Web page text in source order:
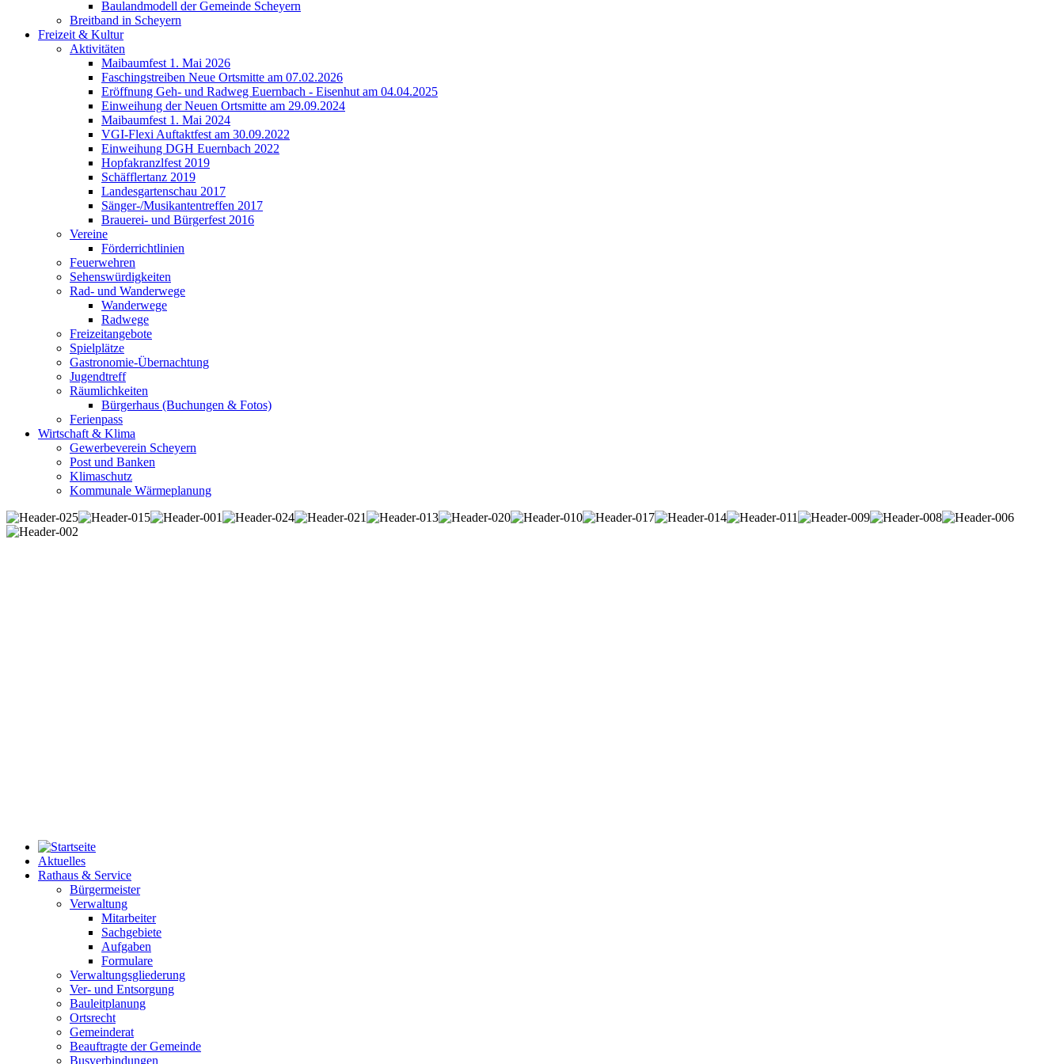
Baulandmodell der Gemeinde Scheyern
Breitband in Scheyern
Freizeit & Kultur
Aktivitäten
Maibaumfest 1. Mai 2026
Faschingstreiben Neue Ortsmitte am 07.02.2026
Eröffnung Geh- und Radweg Euernbach - Eisenhut am 04.04.2025
Einweihung der Neuen Ortsmitte am 29.09.2024
Maibaumfest 1. Mai 2024
VGI-Flexi Auftaktfest am 30.09.2022
Einweihung DGH Euernbach 2022
Hopfakranzlfest 2019
Schäfflertanz 2019
Landesgartenschau 2017
Sänger-/Musikantentreffen 2017
Brauerei- und Bürgerfest 2016
Vereine
Förderrichtlinien
Feuerwehren
Sehenswürdigkeiten
Rad- und Wanderwege
Wanderwege
Radwege
Freizeitangebote
Spielplätze
Gastronomie-Übernachtung
Jugendtreff
Räumlichkeiten
Bürgerhaus (Buchungen & Fotos)
Ferienpass
Wirtschaft & Klima
Gewerbeverein Scheyern
Post und Banken
Klimaschutz
Kommunale Wärmeplanung
Aktuelles
Rathaus & Service
Bürgermeister
Verwaltung
Mitarbeiter
Sachgebiete
Aufgaben
Formulare
Verwaltungsgliederung
Ver- und Entsorgung
Bauleitplanung
Ortsrecht
Gemeinderat
Beauftragte der Gemeinde
Busverbindungen